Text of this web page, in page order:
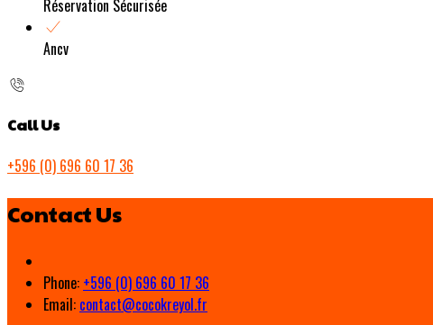
Réservation Sécurisée
Ancv
Call Us
+596 (0) 696 60 17 36
Contact Us
Phone: +596 (0) 696 60 17 36
Email: contact@cocokreyol.fr